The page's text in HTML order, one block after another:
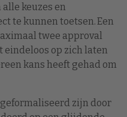
keuzes en
te kunnen toetsen. Een
twee approval
op zich laten
kans heeft gehad om
zijn door